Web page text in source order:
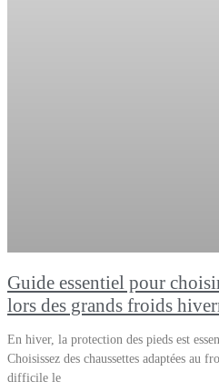
Guide essentiel pour
lors des grands froids
En hiver, la protection des pieds est
Choisissez des chaussettes adaptées au
difficile le